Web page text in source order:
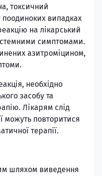
токсичний
поодиноких випадках
на лікарський
симптомами.
азитроміцином,
необхідно
засобу та
Лікарям слід
можуть повторитися
терапії.
шляхом виведення